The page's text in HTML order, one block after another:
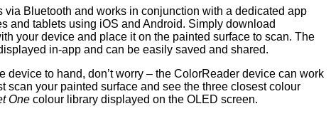
via Bluetooth and works in conjunction with a dedicated app
and tablets using iOS and Android. Simply download
your device and place it on the painted surface to scan. The
in-app and can be easily saved and shared.
device to hand, don’t worry – the ColorReader device can work
scan your painted surface and see the three closest colour
One colour library displayed on the OLED screen.